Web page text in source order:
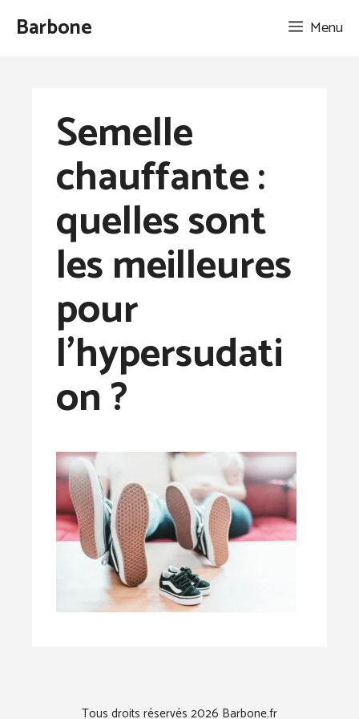
AllerBarbone Menu
Semelle
chauffante :
quelles sont
les meilleures
pour
l’hypersudati
on ?
Tous droits réservés 2026 Barbone.fr